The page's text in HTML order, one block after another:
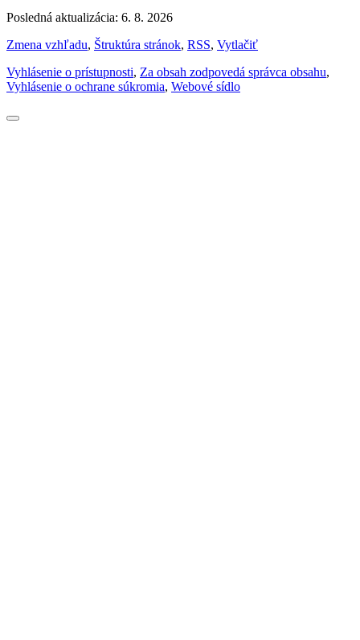
Posledná aktualizácia: 6. 8. 2026
Zmena vzhľadu, Štruktúra stránok, RSS, Vytlačiť
Vyhlásenie o prístupnosti, Za obsah zodpovedá správca obsahu,
Vyhlásenie o ochrane súkromia, Webové sídlo